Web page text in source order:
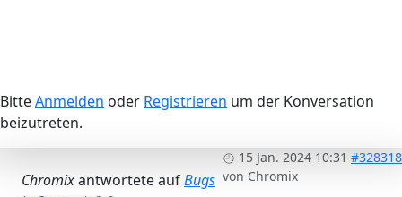
BitteAnmelden oder Registrieren um der Konversation
beizutreten.
15 Jan. 2024 10:31 #328318
von Chromix
Chromixantwortete aufBugs